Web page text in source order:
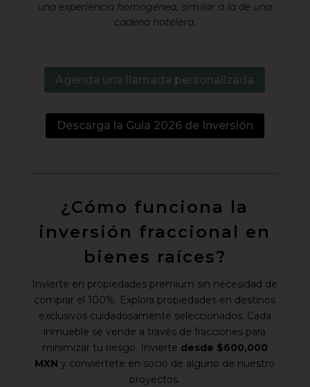
una experiencia homogénea, similar a la de una
cadena hotelera.
Agenda una llamada personalizada
Descarga la Guía 2026 de Inversión
¿Cómo funciona la
inversión fraccional en
bienes raíces?
Invierte en propiedades premium sin necesidad de
comprar el 100%. Explora propiedades en destinos
exclusivos cuidadosamente seleccionados. Cada
inmueble se vende a través de fracciones para
minimizar tu riesgo. Invierte desde $600,000
MXN y conviértete en socio de alguno de nuestro
proyectos.